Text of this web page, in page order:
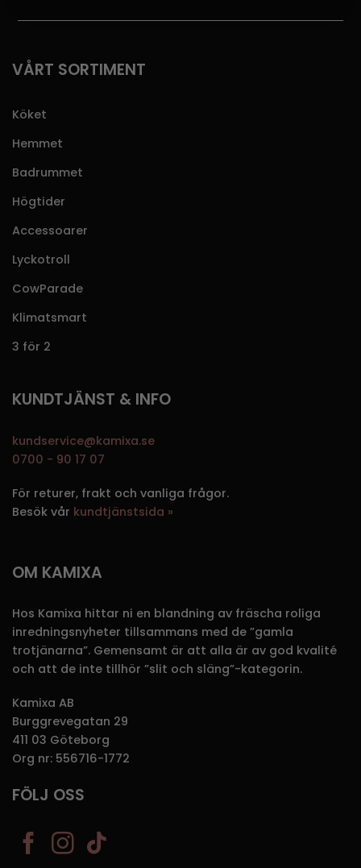
VÅRT SORTIMENT
Köket
Hemmet
Badrummet
Högtider
Accessoarer
Lyckotroll
CowParade
Klimatsmart
3 för 2
KUNDTJÄNST & INFO
kundservice@kamixa.se
0700 - 90 17 07
För returer, frakt och vanliga frågor.
Besök vår kundtjänstsida »
OM KAMIXA
Hos Kamixa hittar ni en blandning av fräscha roliga
inredningsnyheter tillsammans med de ”gamla
trotjänarna”. Gemensamt är att alla är av god kvalité
och att de inte tillhör ”slit och släng”-kategorin.
Kamixa AB
Burggrevegatan 29
411 03 Göteborg
Org nr: 556716-1772
FÖLJ OSS